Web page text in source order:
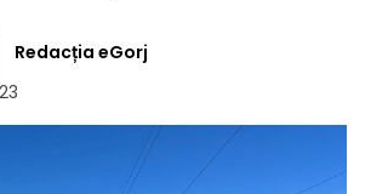
Redacția eGorj